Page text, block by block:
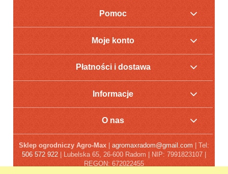
Pomoc
Moje konto
Płatności i dostawa
Informacje
O nas
Sklep ogrodniczy Agro-Max agromaxradom@gmail.com | Tel:
506 572 922 | Lubelska 65, 26-600 Radom | NIP: 7991823107 |
REGON: 672022455